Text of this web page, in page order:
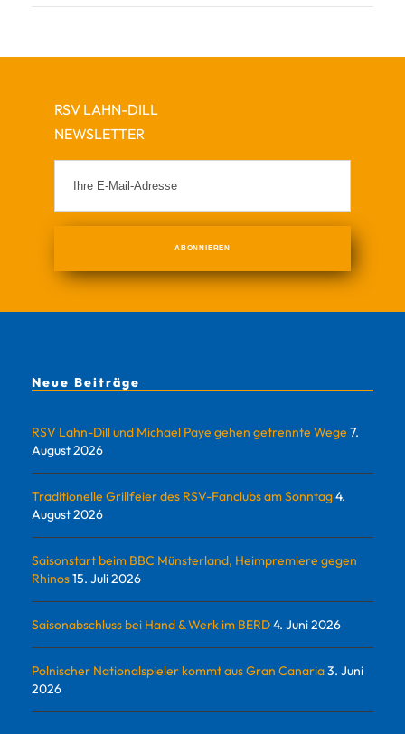
RSV LAHN-DILL
NEWSLETTER
Neue Beiträge
RSV Lahn-Dill und Michael Paye gehen getrennte Wege 7.
August 2026
Traditionelle Grillfeier des RSV-Fanclubs am Sonntag4.
August 2026
Saisonstart beim BBC Münsterland, Heimpremiere gegen
Rhinos15. Juli 2026
Saisonabschluss bei Hand & Werk im BERD4. Juni 2026
Polnischer Nationalspieler kommt aus Gran Canaria3. Juni
2026